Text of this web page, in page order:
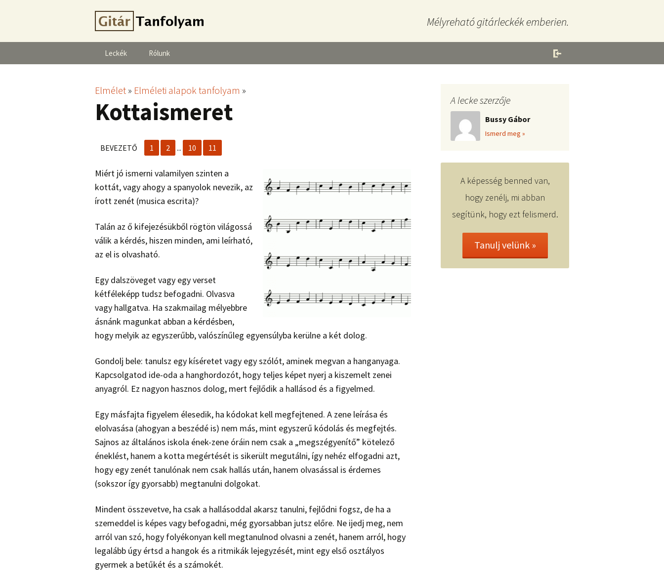
Mélyreható gitárleckék emberien.
Leckék Rólunk
Elmélet » Elméleti alapok tanfolyam »
Kottaismeret
BEVEZETŐ 1 2 ... 10 11
Miért jó ismerni valamilyen szinten a
kottát, vagy ahogy a spanyolok nevezik, az
írott zenét (musica escrita)?
Talán az ő kifejezésükből rögtön világossá
válik a kérdés, hiszen minden, ami leírható,
az el is olvasható.
Egy dalszöveget vagy egy verset
kétféleképp tudsz befogadni. Olvasva
vagy hallgatva. Ha szakmailag mélyebbre
ásnánk magunkat abban a kérdésben,
hogy melyik az egyszerűbb, valószínűleg egyensúlyba kerülne a két dolog.
Gondolj bele: tanulsz egy kíséretet vagy egy szólót, aminek megvan a hanganyaga.
Kapcsolgatod ide-oda a hanghordozót, hogy teljes képet nyerj a kiszemelt zenei
anyagról. Ez nagyon hasznos dolog, mert fejlődik a hallásod és a figyelmed.
Egy másfajta figyelem élesedik, ha kódokat kell megfejtened. A zene leírása és
elolvasása (ahogyan a beszédé is) nem más, mint egyszerű kódolás és megfejtés.
Sajnos az általános iskola ének-zene óráin nem csak a „megszégyenítő” kötelező
éneklést, hanem a kotta megértését is sikerült megutálni, így nehéz elfogadni azt,
hogy egy zenét tanulónak nem csak hallás után, hanem olvasással is érdemes
(sokszor így gyorsabb) megtanulni dolgokat.
Mindent összevetve, ha csak a hallásoddal akarsz tanulni, fejlődni fogsz, de ha a
szemeddel is képes vagy befogadni, még gyorsabban jutsz előre. Ne ijedj meg, nem
arról van szó, hogy folyékonyan kell megtanulnod olvasni a zenét, hanem arról, hogy
legalább úgy értsd a hangok és a ritmikák lejegyzését, mint egy első osztályos
gyermek a betűkét és a számokét.
A lecke szerzője
Bussy Gábor
Ismerd meg »
A képesség benned van,
hogy zenélj, mi abban
segítünk, hogy ezt felismerd.
Tanulj velünk »